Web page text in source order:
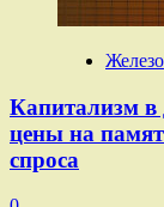
Железо
Капитализм в
цены на
спроса